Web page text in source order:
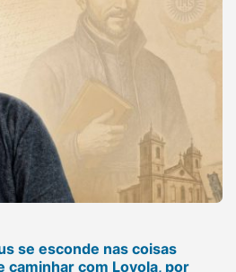
se esconde nas coisas
caminhar com Loyola, por